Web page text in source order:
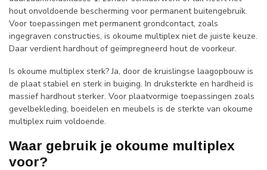
hout onvoldoende bescherming voor permanent buitengebruik.
Voor toepassingen met permanent grondcontact, zoals
ingegraven constructies, is okoume multiplex niet de juiste keuze.
Daar verdient hardhout of geïmpregneerd hout de voorkeur.
Is okoume multiplex sterk? Ja, door de kruislingse laagopbouw is
de plaat stabiel en sterk in buiging. In druksterkte en hardheid is
massief hardhout sterker. Voor plaatvormige toepassingen zoals
gevelbekleding, boeidelen en meubels is de sterkte van okoume
multiplex ruim voldoende.
Waar gebruik je okoume multiplex
voor?